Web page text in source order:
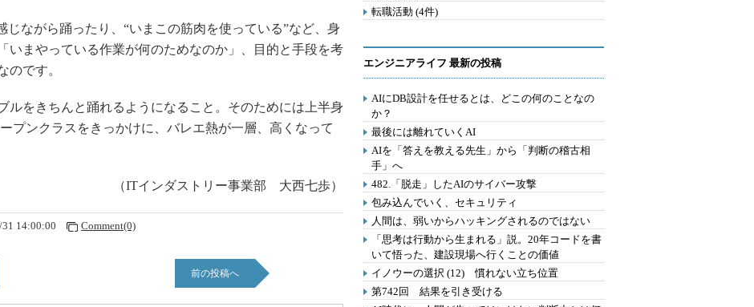
ながら踊ったり、“いまこの筋肉を使っている”など、身
いまやっている作業が何のためなのか」、目的と手段を考
のです。
をきちんと踊れるようになること。そのためには上半身
プンクラスをきっかけに、バレエ熱が一層、高くなって
（ITインダストリー事業部 大西七歩）
14:00:00 Comment(0)
前の投稿へ
転職活動 (4件)
エンジニアライフ 最新の投稿
AIにDB設計を任せるとは、どこの何のことなの
か？
最後には離れていくAI
AIを「答えを教える先生」から「判断の稽古相
手」へ
482.「脱走」したAIのサイバー攻撃
包み込んでいく、セキュリティ
人間は、弱いからハッキングされるのではない
「思考は行動から生まれる」説。20年コードを書
いて悟った、建設現場へ行くことの価値
イノウーの選択 (12) 慣れない立ち位置
第742回 結果を引き受ける